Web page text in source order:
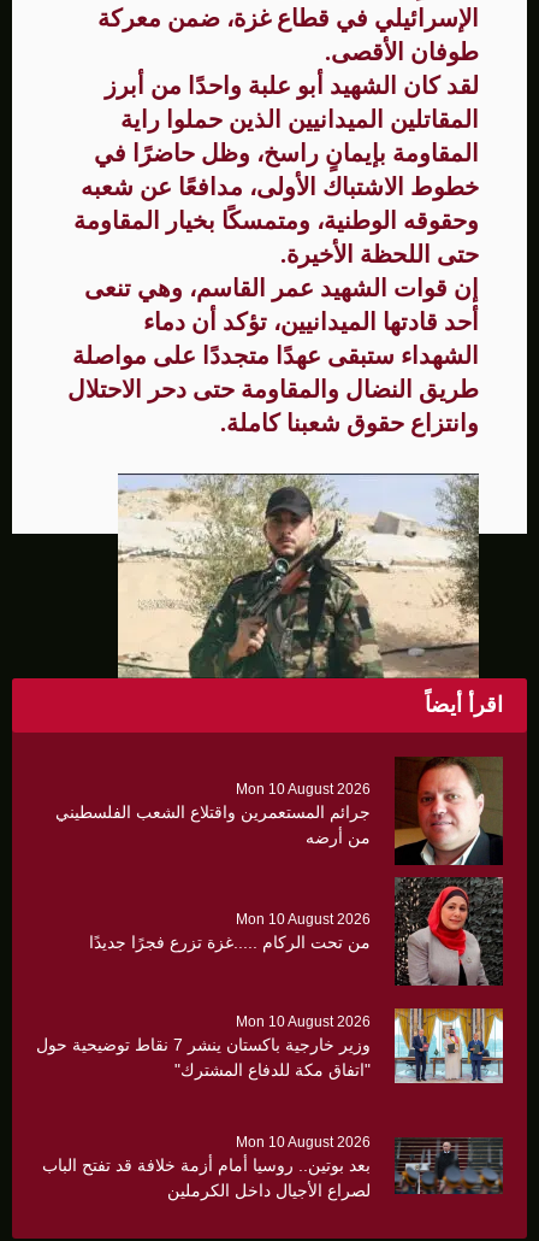
الإسرائيلي في قطاع غزة، ضمن معركة
طوفان الأقصى.
لقد كان الشهيد أبو علبة واحدًا من أبرز
المقاتلين الميدانيين الذين حملوا راية
المقاومة بإيمانٍ راسخ، وظل حاضرًا في
خطوط الاشتباك الأولى، مدافعًا عن شعبه
وحقوقه الوطنية، ومتمسكًا بخيار المقاومة
حتى اللحظة الأخيرة.
إن قوات الشهيد عمر القاسم، وهي تنعى
أحد قادتها الميدانيين، تؤكد أن دماء
الشهداء ستبقى عهدًا متجددًا على مواصلة
طريق النضال والمقاومة حتى دحر الاحتلال
وانتزاع حقوق شعبنا كاملة.
اقرأ أيضاً
Mon 10 August 2026
جرائم المستعمرين واقتلاع الشعب الفلسطيني
من أرضه
Mon 10 August 2026
من تحت الركام .....غزة تزرع فجرًا جديدًا
Mon 10 August 2026
وزير خارجية باكستان ينشر 7 نقاط توضيحية حول
"اتفاق مكة للدفاع المشترك"
Mon 10 August 2026
بعد بوتين.. روسيا أمام أزمة خلافة قد تفتح الباب
لصراع الأجيال داخل الكرملين